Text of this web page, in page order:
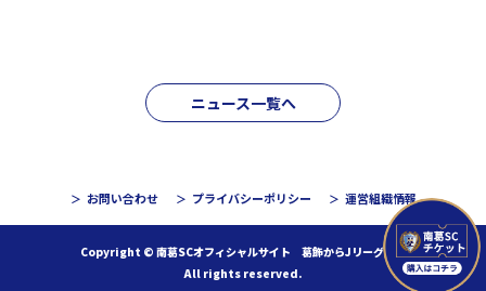
ニュース一覧へ
お問い合わせ プライバシーポリシー 運営組織情報
Copyright © 南葛SCオフィシャルサイト 葛飾からJリーグへ！
All rights reserved.